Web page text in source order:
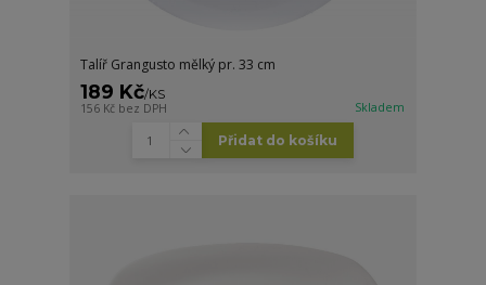
Talíř Grangusto mělký pr. 33 cm
189 Kč/KS
156 Kč bez DPH Skladem
Přidat do košíku